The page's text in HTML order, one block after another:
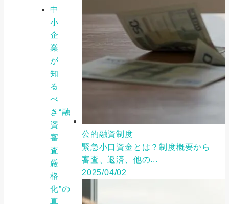
中
小
企
業
が
知
る
べ
き“融
資
審
査
厳
格
化”の
真
公的融資制度
緊急小口資金とは？制度概要から
審査、返済、他の...
2025/04/02